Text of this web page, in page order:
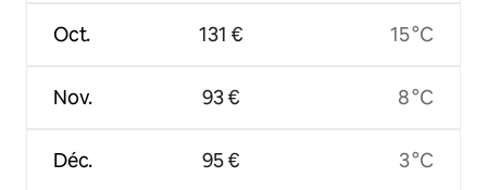
Oct.
Nov.
Déc.
131 €
93 €
95 €
15 °C
8 °C
3 °C